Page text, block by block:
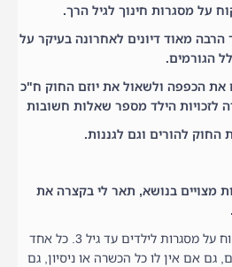
על מסגרות חינוך לגיל הרך.
מאוד דיונים לאחרונה בעיקר על
הגורמים.
את הכפפה ולשאול את יוזם החוק ח"כ
לזכויות הילד מספר שאלות חשובות
להורים וגם לגננות.
מצויים בנושא, תאר לי בקצרה את
כיום אין חוק המחייב פיקוח על מסגרות לילדים עד גיל 3. כל אחד
גם אם אין לו כל הכשרה או ניסיון, גם